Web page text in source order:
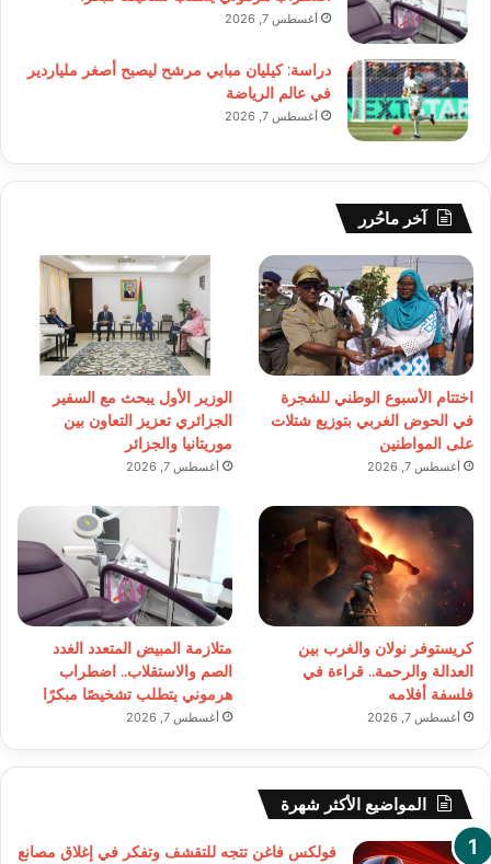
أغسطس 7, 2026
دراسة: كيليان مبابي مرشح ليصبح أصغر ملياردير
في عالم الرياضة
أغسطس 7, 2026
آخر ماحُرر
اختتام الأسبوع الوطني للشجرة
في الحوض الغربي بتوزيع شتلات
على المواطنين
أغسطس 7, 2026
الوزير الأول يبحث مع السفير
الجزائري تعزيز التعاون بين
موريتانيا والجزائر
أغسطس 7, 2026
كريستوفر نولان والغرب بين
العدالة والرحمة.. قراءة في
فلسفة أفلامه
أغسطس 7, 2026
متلازمة المبيض المتعدد الغدد
الصم والاستقلاب.. اضطراب
هرموني يتطلب تشخيصًا مبكرًا
أغسطس 7, 2026
المواضيع الأكثر شهرة
فولكس فاغن تتجه للتقشف وتفكر في إغلاق مصانع